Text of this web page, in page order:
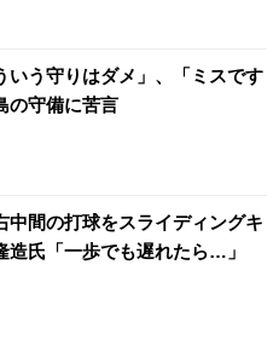
いう守りはダメ」、「ミスです
の守備に苦言
中間の打球をスライディングキ
造氏「一歩でも遅れたら…」